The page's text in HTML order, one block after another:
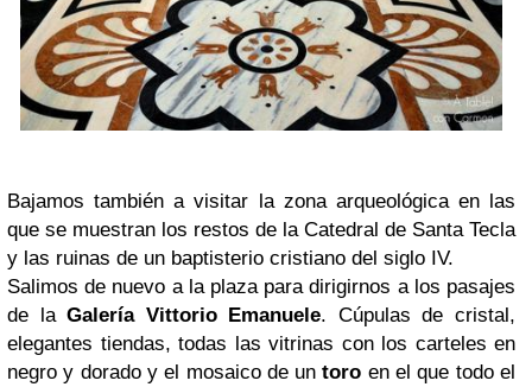
Bajamos también a visitar la zona arqueológica en las
que se muestran los restos de la Catedral de Santa Tecla
y las ruinas de un baptisterio cristiano del siglo IV.
Salimos de nuevo a la plaza para dirigirnos a los pasajes
de laGalería Vittorio Emanuele. Cúpulas de cristal,
elegantes tiendas, todas las vitrinas con los carteles en
negro y dorado y el mosaico de untoro en el que todo el